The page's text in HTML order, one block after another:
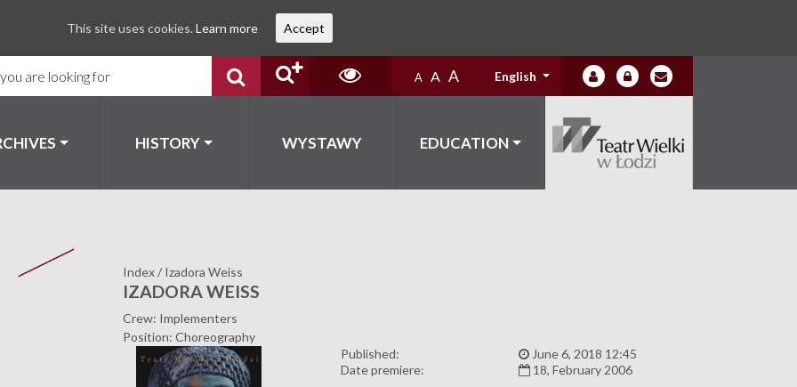
A A A English
HISTORY WYSTAWY EDUCATION
Index/ Izadora Weiss
IZADORA WEISS
Crew: Implementers
Position: Choreography
Published:
June 6, 2018 12:45
Date premiere:
18, February 2006
This site uses cookies. Learn more Accept